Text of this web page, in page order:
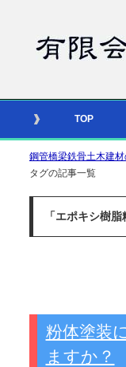
TOP
鋼管橋梁鉄骨土木建
タグの記事一覧
「エポキシ樹
粉体塗装
ますか？